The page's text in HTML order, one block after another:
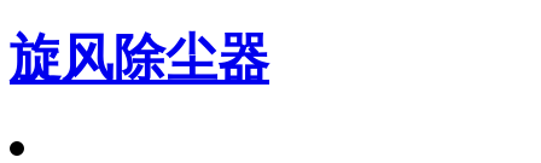
旋风除尘器